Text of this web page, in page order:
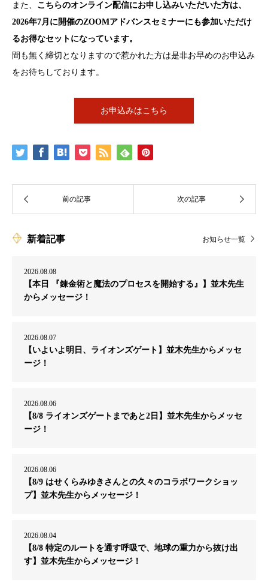
また、 こちらのオンライン配信にお申し込みいただいた方は、
2026年7月に開催のZOOMアドバンスセミナーにも参加いただけ
るお得なセットになっています。
間も無く締切となりますので惹かれた方は是非お早めのお申込み
をお待ちしております。
お申込みはこちら
新着記事 お知らせ一覧
2026.08.08
【本日 『錬金術と魔法のプロセスを開始する』】並木先生
からメッセージ！
2026.08.07
【いよいよ明日、ライオンズゲート】並木先生からメッセ
ージ！
2026.08.06
【8/8 ライオンズゲートまであと2日】並木先生からメッセ
ージ！
2026.08.06
【8/9 はせくらみゆきさんとの久々のコラボワークショッ
プ】並木先生からメッセージ！
2026.08.04
【8/8 特定のルートを通す呼吸で、地球の重力から抜け出
す】並木先生からメッセージ！